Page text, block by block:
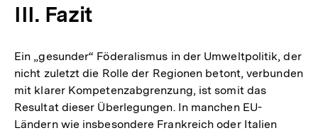
III. Fazit
Ein „gesunder“ Föderalismus in der Umweltpolitik, der
nicht zuletzt die Rolle der Regionen betont, verbunden
mit klarer Kompetenzabgrenzung, ist somit das
Resultat dieser Überlegungen. In manchen EU-
Ländern wie insbesondere Frankreich oder Italien